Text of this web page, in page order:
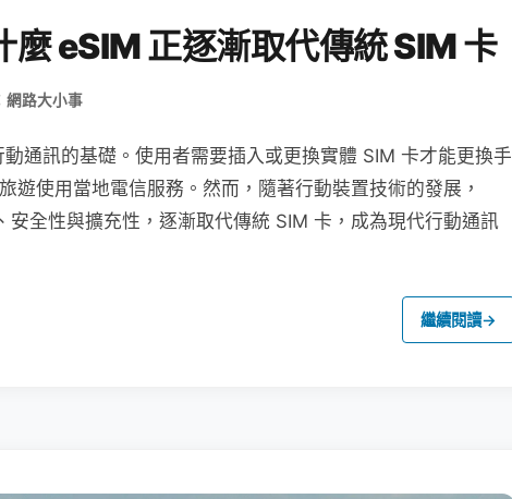
麼 eSIM 正逐漸取代傳統 SIM 卡
網路大小事
通訊的基礎。使用者需要插入或更換實體 SIM 卡才能更換手
遊使用當地電信服務。然而，隨著行動裝置技術的發展，
安全性與擴充性，逐漸取代傳統 SIM 卡，成為現代行動通訊
繼續閱讀→